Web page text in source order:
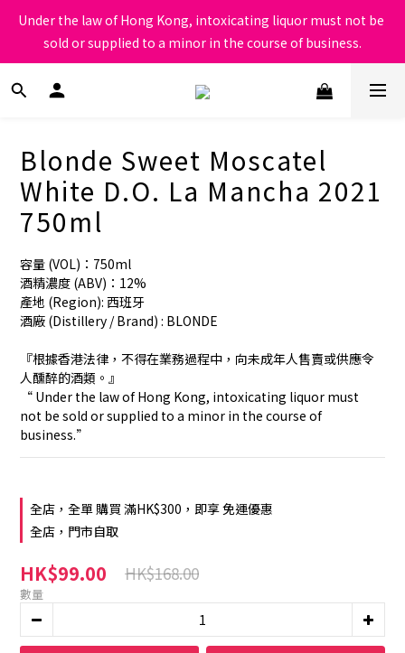
根據香港法律，不得在業務過程中，向未成年人售賣或供應令人醺
醉的酒類
Under the law of Hong Kong, intoxicating liquor must not be
sold or supplied to a minor in the course of business.
根據香港法律，不得在業務過程中，向未成年人售賣或供應令人醺
Blonde Sweet Moscatel
White D.O. La Mancha 2021
750ml
容量 (VOL)：750ml
酒精濃度 (ABV)：12%
產地 (Region): 西班牙
酒廠 (Distillery / Brand) : BLONDE
『根據香港法律，不得在業務過程中，向未成年人售賣或供應令
人醺醉的酒類。』
“ Under the law of Hong Kong, intoxicating liquor must
not be sold or supplied to a minor in the course of
business.”
全店，全單 購買 滿HK$300，即享 免運優惠
全店，門市自取
HK$99.00 HK$168.00
數量